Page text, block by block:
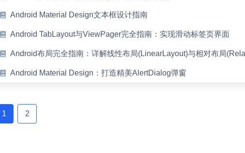
Android Material Design文本框设计指南
Android TabLayout与ViewPager完全指南：实现滑动标签页界面
Android布局完全指南：详解线性布局(LinearLayout)与相对布局
Android Material Design：打造精美AlertDialog弹窗
1 2